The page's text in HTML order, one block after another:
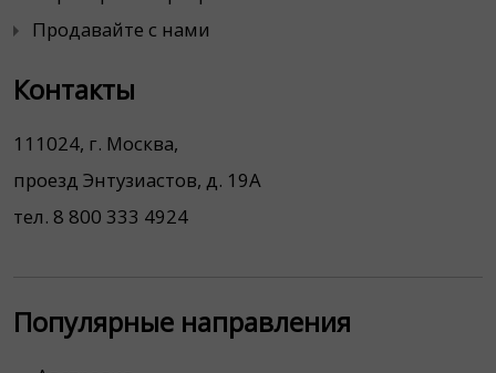
Продавайте с нами
Контакты
111024, г. Москва,
проезд Энтузиастов, д. 19А
тел. 8 800 333 4924
Популярные направления